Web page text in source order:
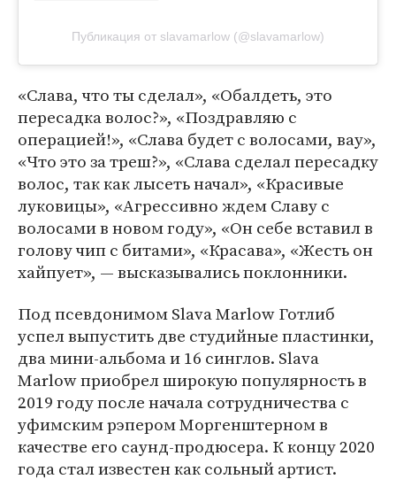
Публикация от slavamarlow (@slavamarlow)
«Слава, что ты сделал», «Обалдеть, это
пересадка волос?», «Поздравляю с
операцией!», «Слава будет с волосами, вау»,
«Что это за треш?», «Слава сделал пересадку
волос, так как лысеть начал», «Красивые
луковицы», «Агрессивно ждем Славу с
волосами в новом году», «Он себе вставил в
голову чип с битами», «Красава», «Жесть он
хайпует», — высказывались поклонники.
Под псевдонимом Slava Marlow Готлиб
успел выпустить две студийные пластинки,
два мини-альбома и 16 синглов. Slava
Marlow приобрел широкую популярность в
2019 году после начала сотрудничества с
уфимским рэпером Моргенштерном в
качестве его саунд-продюсера. К концу 2020
года стал известен как сольный артист.